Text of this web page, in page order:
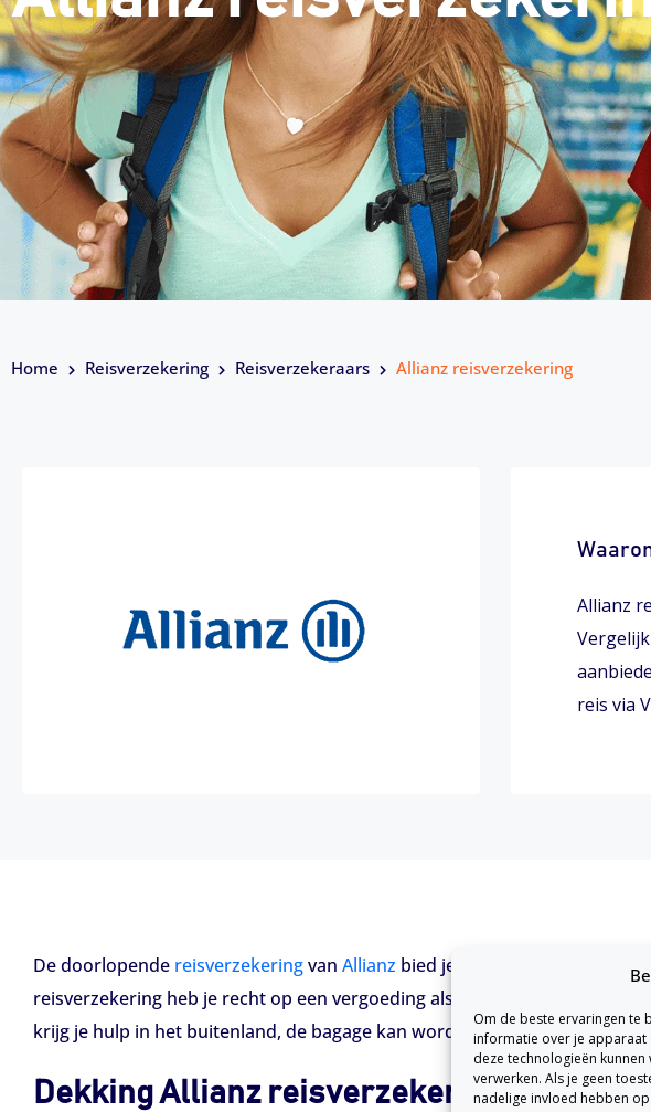
Om de beste ervaringen te
informatie over je apparaat
deze technologieën
verwerken. Als je geen
nadelige invloed hebben
Home Reisverzekering Reisverzekeraars Allianz reisverzekering
Allianz
reis via
De doorlopende reisverzekeringvan Allianz bied je een onbezorgde
reisverzekering heb je recht op een vergoeding als je te maken krijgt
krijg je hulp in het buitenland, de bagage kan worden meeverzekerd en
Dekking Allianz reisverzekering